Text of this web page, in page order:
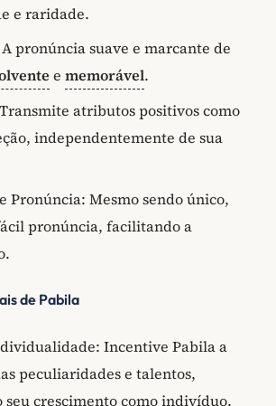
e raridade.
pronúncia suave e marcante de
e memorável.
atributos positivos como
independentemente de sua
Pronúncia: Mesmo sendo único,
pronúncia, facilitando a
de Pabila
Incentive Pabila a
peculiaridades e talentos,
seu crescimento como indivíduo.